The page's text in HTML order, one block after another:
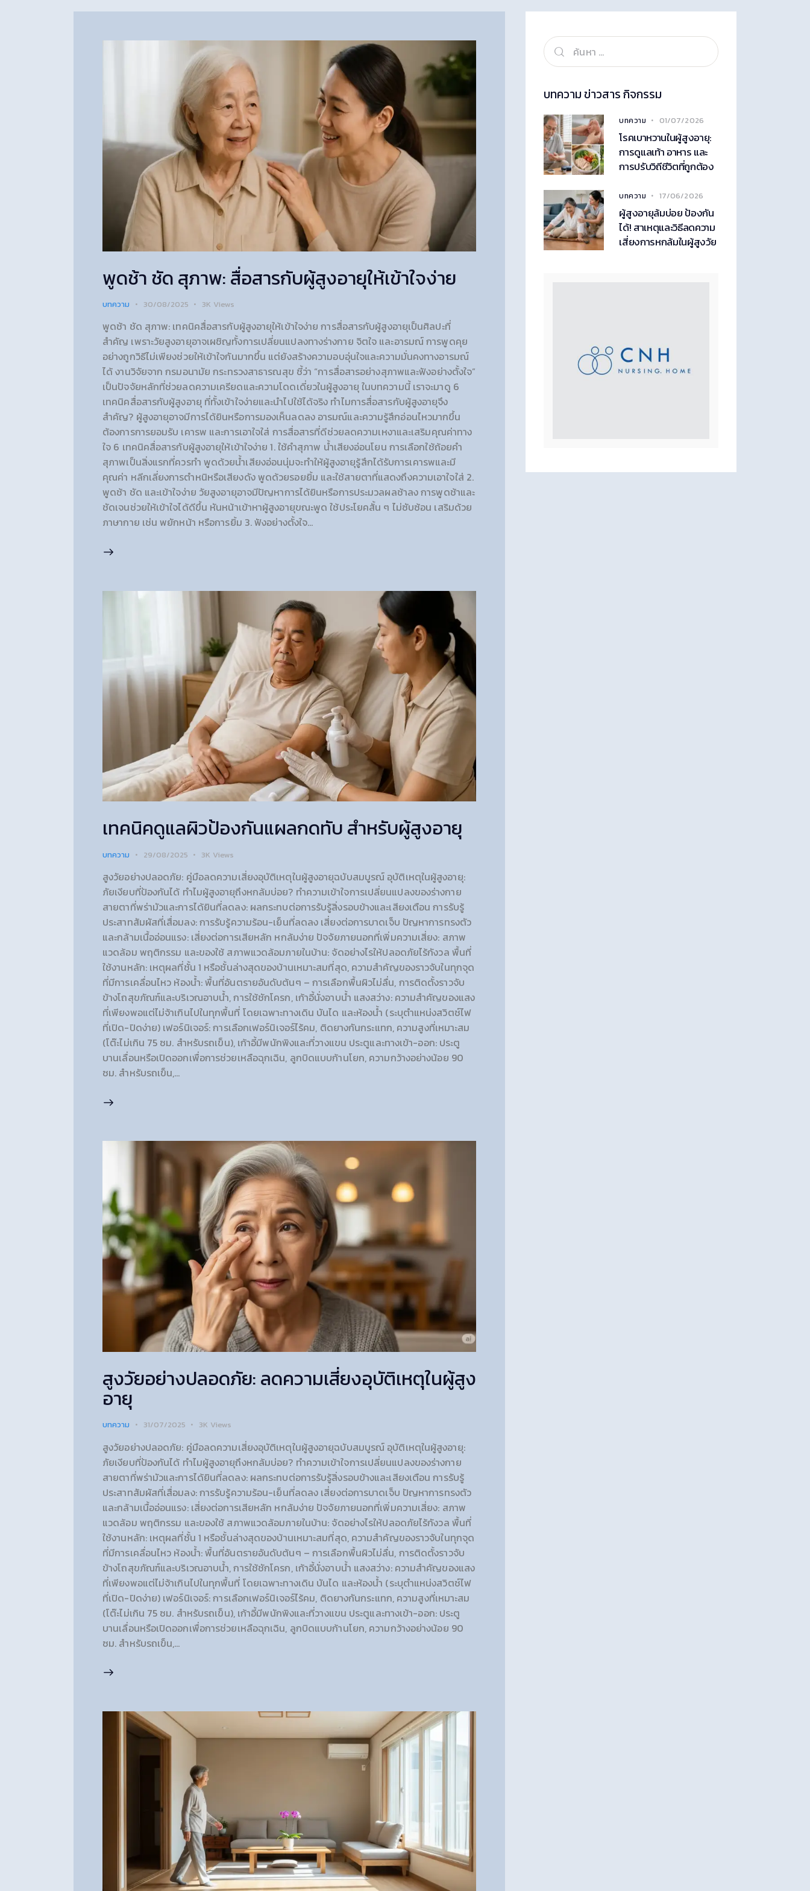
พูดช้า ชัด สุภาพ: สื่อสารกับผู้สูงอายุให้เข้าใจง่าย
บทความ 30/08/2025 3K Views
พูดช้า ชัด สุภาพ: เทคนิคสื่อสารกับผู้สูงอายุให้เข้าใจง่าย การสื่อสารกับผู้สูงอายุเป็นศิลปะที่
สำคัญ เพราะวัยสูงอายุอาจเผชิญทั้งการเปลี่ยนแปลงทางร่างกาย จิตใจ และอารมณ์ การพูดคุย
อย่างถูกวิธีไม่เพียงช่วยให้เข้าใจกันมากขึ้น แต่ยังสร้างความอบอุ่นใจและความมั่นคงทางอารมณ์
ได้ งานวิจัยจาก กรมอนามัย กระทรวงสาธารณสุข ชี้ว่า “การสื่อสารอย่างสุภาพและฟังอย่างตั้งใจ”
เป็นปัจจัยหลักที่ช่วยลดความเครียดและความโดดเดี่ยวในผู้สูงอายุ ในบทความนี้ เราจะมาดู 6
เทคนิคสื่อสารกับผู้สูงอายุ ที่ทั้งเข้าใจง่ายและนำไปใช้ได้จริง ทำไมการสื่อสารกับผู้สูงอายุจึง
สำคัญ? ผู้สูงอายุอาจมีการได้ยินหรือการมองเห็นลดลง อารมณ์และความรู้สึกอ่อนไหวมากขึ้น
ต้องการการยอมรับ เคารพ และการเอาใจใส่ การสื่อสารที่ดีช่วยลดความเหงาและเสริมคุณค่าทาง
ใจ 6 เทคนิคสื่อสารกับผู้สูงอายุให้เข้าใจง่าย 1. ใช้คำสุภาพ น้ำเสียงอ่อนโยน การเลือกใช้ถ้อยคำ
สุภาพเป็นสิ่งแรกที่ควรทำ พูดด้วยน้ำเสียงอ่อนนุ่มจะทำให้ผู้สูงอายุรู้สึกได้รับการเคารพและมี
คุณค่า หลีกเลี่ยงการตำหนิหรือเสียงดัง พูดด้วยรอยยิ้ม และใช้สายตาที่แสดงถึงความเอาใจใส่ 2.
พูดช้า ชัด และเข้าใจง่าย วัยสูงอายุอาจมีปัญหาการได้ยินหรือการประมวลผลช้าลง การพูดช้าและ
ชัดเจนช่วยให้เข้าใจได้ดีขึ้น หันหน้าเข้าหาผู้สูงอายุขณะพูด ใช้ประโยคสั้น ๆ ไม่ซับซ้อน เสริมด้วย
ภาษากาย เช่น พยักหน้า หรือการยิ้ม 3. ฟังอย่างตั้งใจ…
เทคนิคดูแลผิวป้องกันแผลกดทับ สำหรับผู้สูงอายุ
บทความ 29/08/2025 3K Views
สูงวัยอย่างปลอดภัย: คู่มือลดความเสี่ยงอุบัติเหตุในผู้สูงอายุฉบับสมบูรณ์ อุบัติเหตุในผู้สูงอายุ:
ภัยเงียบที่ป้องกันได้ ทำไมผู้สูงอายุถึงหกล้มบ่อย? ทำความเข้าใจการเปลี่ยนแปลงของร่างกาย
สายตาที่พร่ามัวและการได้ยินที่ลดลง: ผลกระทบต่อการรับรู้สิ่งรอบข้างและเสียงเตือน การรับรู้
ประสาทสัมผัสที่เสื่อมลง: การรับรู้ความร้อน-เย็นที่ลดลง เสี่ยงต่อการบาดเจ็บ ปัญหาการทรงตัว
และกล้ามเนื้ออ่อนแรง: เสี่ยงต่อการเสียหลัก หกล้มง่าย ปัจจัยภายนอกที่เพิ่มความเสี่ยง: สภาพ
แวดล้อม พฤติกรรม และของใช้ สภาพแวดล้อมภายในบ้าน: จัดอย่างไรให้ปลอดภัยไร้กังวล พื้นที่
ใช้งานหลัก: เหตุผลที่ชั้น 1 หรือชั้นล่างสุดของบ้านเหมาะสมที่สุด, ความสำคัญของราวจับในทุกจุด
ที่มีการเคลื่อนไหว ห้องน้ำ: พื้นที่อันตรายอันดับต้นๆ – การเลือกพื้นผิวไม่ลื่น, การติดตั้งราวจับ
ข้างโถสุขภัณฑ์และบริเวณอาบน้ำ, การใช้ชักโครก, เก้าอี้นั่งอาบน้ำ แสงสว่าง: ความสำคัญของแสง
ที่เพียงพอแต่ไม่จ้าเกินไปในทุกพื้นที่ โดยเฉพาะทางเดิน บันได และห้องน้ำ (ระบุตำแหน่งสวิตช์ไฟ
ที่เปิด-ปิดง่าย) เฟอร์นิเจอร์: การเลือกเฟอร์นิเจอร์ไร้คม, ติดยางกันกระแทก, ความสูงที่เหมาะสม
(โต๊ะไม่เกิน 75 ซม. สำหรับรถเข็น), เก้าอี้มีพนักพิงและที่วางแขน ประตูและทางเข้า-ออก: ประตู
บานเลื่อนหรือเปิดออกเพื่อการช่วยเหลือฉุกเฉิน, ลูกบิดแบบก้านโยก, ความกว้างอย่างน้อย 90
ซม. สำหรับรถเข็น,…
สูงวัยอย่างปลอดภัย: ลดความเสี่ยงอุบัติเหตุในผู้สูง
อายุ
บทความ 31/07/2025 3K Views
สูงวัยอย่างปลอดภัย: คู่มือลดความเสี่ยงอุบัติเหตุในผู้สูงอายุฉบับสมบูรณ์ อุบัติเหตุในผู้สูงอายุ:
ภัยเงียบที่ป้องกันได้ ทำไมผู้สูงอายุถึงหกล้มบ่อย? ทำความเข้าใจการเปลี่ยนแปลงของร่างกาย
สายตาที่พร่ามัวและการได้ยินที่ลดลง: ผลกระทบต่อการรับรู้สิ่งรอบข้างและเสียงเตือน การรับรู้
ประสาทสัมผัสที่เสื่อมลง: การรับรู้ความร้อน-เย็นที่ลดลง เสี่ยงต่อการบาดเจ็บ ปัญหาการทรงตัว
และกล้ามเนื้ออ่อนแรง: เสี่ยงต่อการเสียหลัก หกล้มง่าย ปัจจัยภายนอกที่เพิ่มความเสี่ยง: สภาพ
แวดล้อม พฤติกรรม และของใช้ สภาพแวดล้อมภายในบ้าน: จัดอย่างไรให้ปลอดภัยไร้กังวล พื้นที่
ใช้งานหลัก: เหตุผลที่ชั้น 1 หรือชั้นล่างสุดของบ้านเหมาะสมที่สุด, ความสำคัญของราวจับในทุกจุด
ที่มีการเคลื่อนไหว ห้องน้ำ: พื้นที่อันตรายอันดับต้นๆ – การเลือกพื้นผิวไม่ลื่น, การติดตั้งราวจับ
ข้างโถสุขภัณฑ์และบริเวณอาบน้ำ, การใช้ชักโครก, เก้าอี้นั่งอาบน้ำ แสงสว่าง: ความสำคัญของแสง
ที่เพียงพอแต่ไม่จ้าเกินไปในทุกพื้นที่ โดยเฉพาะทางเดิน บันได และห้องน้ำ (ระบุตำแหน่งสวิตช์ไฟ
ที่เปิด-ปิดง่าย) เฟอร์นิเจอร์: การเลือกเฟอร์นิเจอร์ไร้คม, ติดยางกันกระแทก, ความสูงที่เหมาะสม
(โต๊ะไม่เกิน 75 ซม. สำหรับรถเข็น), เก้าอี้มีพนักพิงและที่วางแขน ประตูและทางเข้า-ออก: ประตู
บานเลื่อนหรือเปิดออกเพื่อการช่วยเหลือฉุกเฉิน, ลูกบิดแบบก้านโยก, ความกว้างอย่างน้อย 90
ซม. สำหรับรถเข็น,…
บทความ ข่าวสาร กิจกรรม
บทความ 01/07/2026
โรคเบาหวานในผู้สูงอายุ:
การดูแลเท้า อาหาร และ
การปรับวิถีชีวิตที่ถูกต้อง
บทความ 17/06/2026
ผู้สูงอายุล้มบ่อย ป้องกัน
ได้! สาเหตุและวิธีลดความ
เสี่ยงการหกล้มในผู้สูงวัย